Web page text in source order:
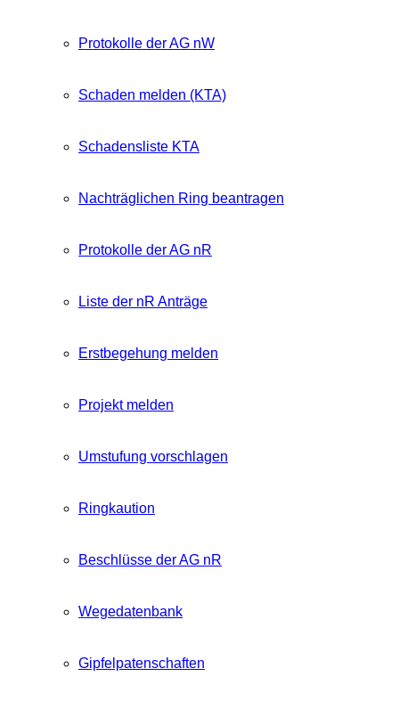
Protokolle der AG nW
Schaden melden (KTA)
Schadensliste KTA
Nachträglichen Ring beantragen
Protokolle der AG nR
Liste der nR Anträge
Erstbegehung melden
Projekt melden
Umstufung vorschlagen
Ringkaution
Beschlüsse der AG nR
Wegedatenbank
Gipfelpatenschaften